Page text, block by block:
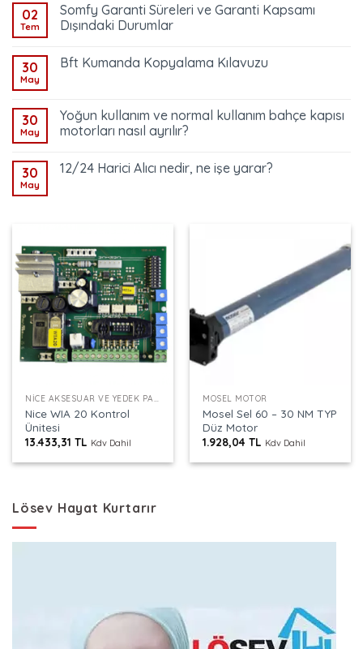
02
Tem
Somfy Garanti Süreleri ve Garanti Kapsamı
Dışındaki Durumlar
30
May
Bft Kumanda Kopyalama Kılavuzu
30
May
Yoğun kullanım ve normal kullanım bahçe kapısı
motorları nasıl ayrılır?
30
May
12/24 Harici Alıcı nedir, ne işe yarar?
NICE AKSESUAR VE YEDEK PARÇALAR
Nice WIA 20 Kontrol
Ünitesi
13.433,31TL Kdv Dahil
MOSEL MOTOR
Mosel Sel 60 – 30 NM TYP
Düz Motor
1.928,04TL Kdv Dahil
Lösev Hayat Kurtarır